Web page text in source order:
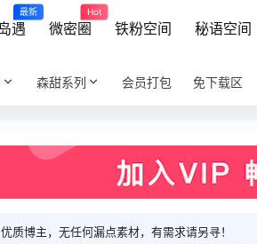
遇
最新
微密圈
Hot
铁粉空间 秘语空间
森甜系列 会员打包 免下载区
质博主，无任何漏点素材，有需求请另寻！